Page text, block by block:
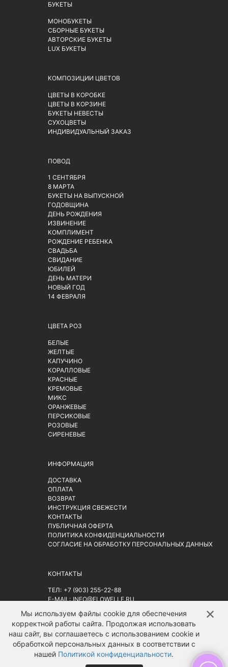
БУКЕТЫ
МОНОБУКЕТЫ
СБОРНЫЕ БУКЕТЫ
АВТОРСКИЕ БУКЕТЫ
LUX БУКЕТЫ
КОМПОЗИЦИИ ЦВЕТОВ
ЦВЕТЫ В КОРОБКЕ
ЦВЕТЫ В КОРЗИНЕ
БУКЕТЫ НЕВЕСТЫ
СУХОЦВЕТЫ
ИНДИВИДУАЛЬНЫЙ ЗАКАЗ
ПОВОД
1 СЕНТЯБРЯ
8 МАРТА
БУКЕТЫ НА ВЫПУСКНОЙ
ГОДОВЩИНА
ДЕНЬ РОЖДЕНИЯ
ИЗВИНЕНИЕ
КОМПЛИМЕНТ
РОЖДЕНИЕ РЕБЕНКА
СВАДЬБА
СВИДАНИЕ
ЮБИЛЕЙ
ДЕНЬ МАТЕРИ
НОВЫЙ ГОД
14 ФЕВРАЛЯ
ЦВЕТА РОЗ
БЕЛЫЕ
ЖЕЛТЫЕ
КАПУЧИНО
КОРАЛЛОВЫЕ
КРАСНЫЕ
КРЕМОВЫЕ
МИКС
ОРАНЖЕВЫЕ
ПЕРСИКОВЫЕ
РОЗОВЫЕ
СИРЕНЕВЫЕ
ИНФОРМАЦИЯ
ДОСТАВКА
ОПЛАТА
ВОЗВРАТ
ИНСТРУКЦИЯ СВЕЖЕСТИ
КОНТАКТЫ
ПУБЛИЧНАЯ ОФЕРТА
ПОЛИТИКА КОНФИДЕНЦИАЛЬНОСТИ
СОГЛАСИЕ НА ОБРАБОТКУ ПЕРСОНАЛЬНЫХ ДАННЫХ
КОНТАКТЫ
ТЕЛ: +7 (903) 255-22-88
E-MAIL: INFO@FLOWELLE.RU
↑
✕
Мы используем файлы cookie для обеспечения
корректной работы сайта. Продолжая использовать
наш сайт, вы соглашаетесь с использованием cookie и
обработкой персональных данных в соответствии с
нашей Политикой конфиденциальности.